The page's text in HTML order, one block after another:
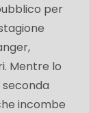
per
Mentre lo
incombe